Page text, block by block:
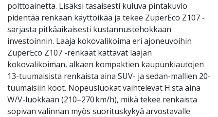
polttoainetta. Lisäksi tasaisesti kuluva pintakuvio
pidentää renkaan käyttöikää ja tekee ZuperEco Z107 -
sarjasta pitkäaikaisesti kustannustehokkaan
investoinnin. Laaja kokovalikoima eri ajoneuvoihin
ZuperEco Z107 -renkaat kattavat laajan
kokovalikoiman, alkaen kompaktien kaupunkiautojen
13-tuumaisista renkaista aina SUV- ja sedan-mallien 20-
tuumaisiin koot. Nopeusluokat vaihtelevat H:sta aina
W/V-luokkaan (210–270 km/h), mikä tekee renkaista
sopivan valinnan myös suorituskykyä arvostavalle